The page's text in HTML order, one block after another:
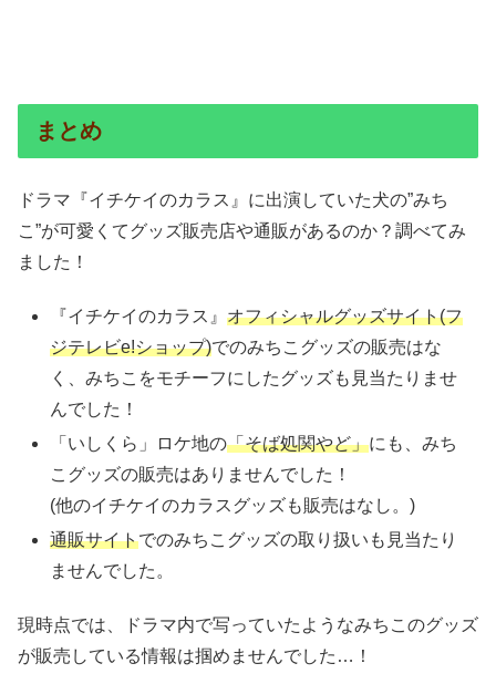
まとめ
ドラマ『イチケイのカラス』に出演していた犬の”みち
こ”が可愛くてグッズ販売店や通販があるのか？調べてみ
ました！
『イチケイのカラス』オフィシャルグッズサイト(フ
ジテレビe!ショップ)でのみちこグッズの販売はな
く、みちこをモチーフにしたグッズも見当たりませ
んでした！
「いしくら」ロケ地の「そば処関やど」にも、みち
こグッズの販売はありませんでした！
(他のイチケイのカラスグッズも販売はなし。)
通販サイトでのみちこグッズの取り扱いも見当たり
ませんでした。
現時点では、ドラマ内で写っていたようなみちこのグッズ
が販売している情報は掴めませんでした…！